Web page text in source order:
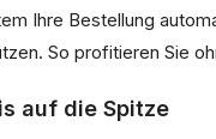
Ihre Bestellung
So profitieren Sie
auf die Spitze